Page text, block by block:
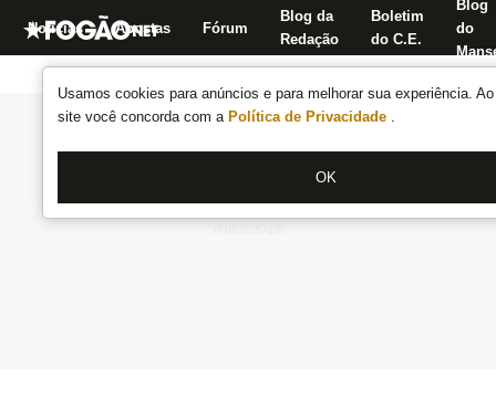
Usamos cookies para anúncios e para melhorar sua experiência.
site você concorda com a Política de Privacidade .
OK
Notícias Apostas Fórum
Blog da
Redação
Boletim
do C.E.
Blog
do